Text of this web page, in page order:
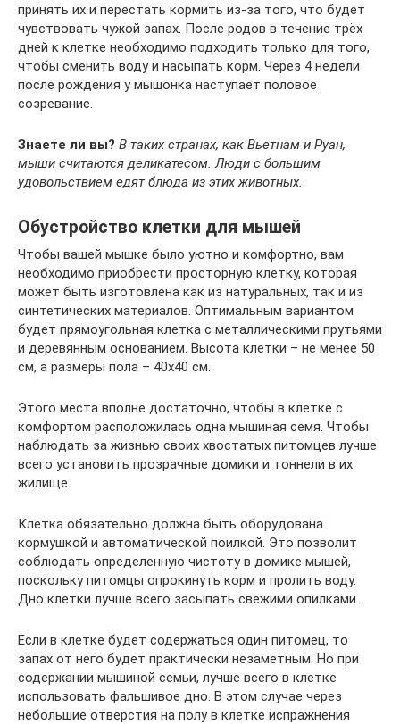
принять их и перестать кормить из-за того, что будет
чувствовать чужой запах. После родов в течение трёх
дней к клетке необходимо подходить только для того,
чтобы сменить воду и насыпать корм. Через 4 недели
после рождения у мышонка наступает половое
созревание.
Знаете ли вы? В таких странах, как Вьетнам и Руан,
мыши считаются деликатесом. Люди с большим
удовольствием едят блюда из этих животных.
Обустройство клетки для мышей
Чтобы вашей мышке было уютно и комфортно, вам
необходимо приобрести просторную клетку, которая
может быть изготовлена как из натуральных, так и из
синтетических материалов. Оптимальным вариантом
будет прямоугольная клетка с металлическими прутьями
и деревянным основанием. Высота клетки – не менее 50
см, а размеры пола – 40х40 см.
Этого места вполне достаточно, чтобы в клетке с
комфортом расположилась одна мышиная семя. Чтобы
наблюдать за жизнью своих хвостатых питомцев лучше
всего установить прозрачные домики и тоннели в их
жилище.
Клетка обязательно должна быть оборудована
кормушкой и автоматической поилкой. Это позволит
соблюдать определенную чистоту в домике мышей,
поскольку питомцы опрокинуть корм и пролить воду.
Дно клетки лучше всего засыпать свежими опилками.
Если в клетке будет содержаться один питомец, то
запах от него будет практически незаметным. Но при
содержании мышиной семьи, лучше всего в клетке
использовать фальшивое дно. В этом случае через
небольшие отверстия на полу в клетке испражнения